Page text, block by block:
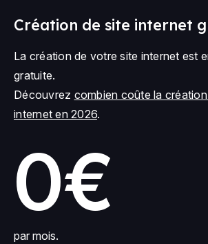
Création de site internet
La création de votre site internet est
gratuite.
Découvrez combien coûte la
internet en 2026.
0€
par mois.